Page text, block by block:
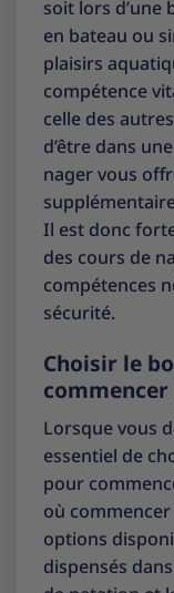
soit lors d’une
en bateau ou
plaisirs
compétence
celle des
d’être dans
nager vous
Il est donc
des cours de
compétences
sécurité.
Choisir le
commencer
Lorsque vous
essentiel de
pour
où
options
dispensés